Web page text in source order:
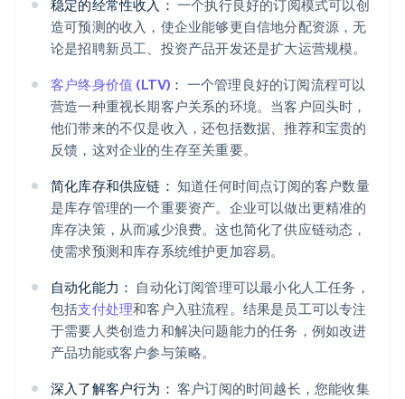
稳定的经常性收入： 一个执行良好的订阅模式可以创
造可预测的收入，使企业能够更自信地分配资源，无
论是招聘新员工、投资产品开发还是扩大运营规模。
客户终身价值 (LTV) ： 一个管理良好的订阅流程可以
营造一种重视长期客户关系的环境。当客户回头时，
他们带来的不仅是收入，还包括数据、推荐和宝贵的
反馈，这对企业的生存至关重要。
简化库存和供应链： 知道任何时间点订阅的客户数量
是库存管理的一个重要资产。企业可以做出更精准的
库存决策，从而减少浪费。这也简化了供应链动态，
使需求预测和库存系统维护更加容易。
自动化能力： 自动化订阅管理可以最小化人工任务，
包括支付处理和客户入驻流程。结果是员工可以专注
于需要人类创造力和解决问题能力的任务，例如改进
产品功能或客户参与策略。
深入了解客户行为： 客户订阅的时间越长，您能收集